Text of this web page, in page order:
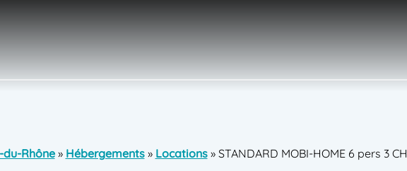
Rhône» Hébergements» Locations» STANDARD MOBI-HOME 6 pers 3 CH